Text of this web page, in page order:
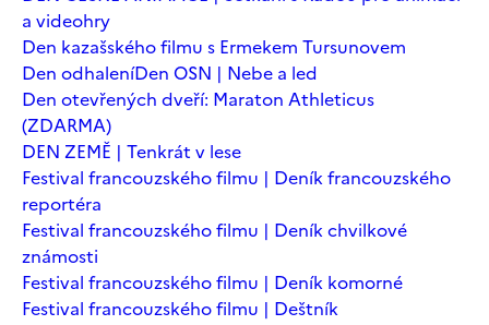
a videohry
Den kazašského filmu s Ermekem Tursunovem
Den odhaleníDen OSN | Nebe a led
Den otevřených dveří: Maraton Athleticus
(ZDARMA)
DEN ZEMĚ | Tenkrát v lese
Festival francouzského filmu | Deník francouzského
reportéra
Festival francouzského filmu | Deník chvilkové
známosti
Festival francouzského filmu | Deník komorné
Festival francouzského filmu | Deštník